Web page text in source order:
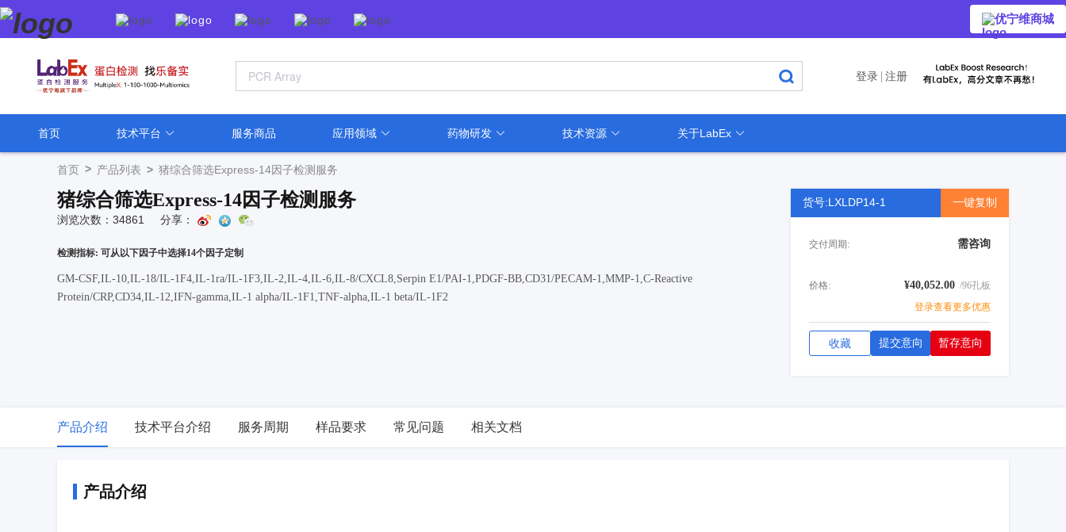
优宁维商城
登录 注册
首页 技术平台 服务商品 应用领域 药物研发 技术资源 关于LabEx
首页 > 产品列表 > 猪综合筛选Express-14因子检测服务
猪综合筛选Express-14因子检测服务
浏览次数：34861 分享：
检测指标: 可从以下因子中选择14个因子定制
GM-CSF,IL-10,IL-18/IL-1F4,IL-1ra/IL-1F3,IL-2,IL-4,IL-6,IL-8/CXCL8,Serpin E1/PAI-1,PDGF-BB,CD31/PECAM-1,MMP-1,C-Reactive
Protein/CRP,CD34,IL-12,IFN-gamma,IL-1 alpha/IL-1F1,TNF-alpha,IL-1 beta/IL-1F2
货号:LXLDP14-1 一键复制
交付周期: 需咨询
价格: ¥40,052.00 /96孔板
登录查看更多优惠
收藏 提交意向 暂存意向
产品介绍 技术平台介绍 服务周期 样品要求 常见问题 相关文档
产品介绍